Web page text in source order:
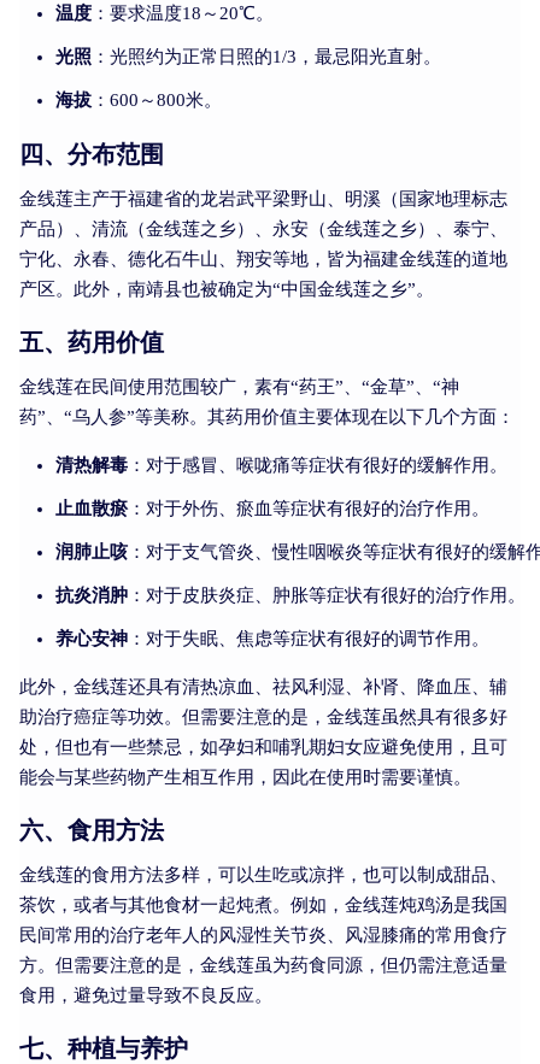
温度：要求温度18～20℃。
光照 ：光照约为正常日照的1/3，最忌阳光直射。
海拔：600～800米。
四、分布范围
金线莲主产于福建省的龙岩武平梁野山、明溪（国家地理标志
产品）、清流（金线莲之乡）、永安（金线莲之乡）、泰宁、
宁化、永春、德化石牛山、翔安等地，皆为福建金线莲的道地
产区。此外，南靖县也被确定为“中国金线莲之乡”。
五、药用价值
金线莲在民间使用范围较广，素有“药王”、“金草”、“神
药”、“乌人参”等美称。其药用价值主要体现在以下几个方面：
清热解毒：对于感冒、喉咙痛等症状有很好的缓解作用。
止血散瘀：对于外伤、瘀血等症状有很好的治疗作用。
润肺止咳：对于支气管炎、慢性咽喉炎等症状有很好的缓解
抗炎消肿：对于皮肤炎症、肿胀等症状有很好的治疗作用。
养心安神：对于失眠、焦虑等症状有很好的调节作用。
此外，金线莲还具有清热凉血、祛风利湿、补肾、降血压、辅
助治疗癌症等功效。但需要注意的是，金线莲虽然具有很多好
处，但也有一些禁忌，如孕妇和哺乳期妇女应避免使用，且可
能会与某些药物产生相互作用，因此在使用时需要谨慎。
六、食用方法
金线莲的食用方法多样，可以生吃或凉拌，也可以制成甜品、
茶饮，或者与其他食材一起炖煮。例如，金线莲炖鸡汤是我国
民间常用的治疗老年人的风湿性关节炎、风湿膝痛的常用食疗
方。但需要注意的是，金线莲虽为药食同源，但仍需注意适量
食用，避免过量导致不良反应。
七、种植与养护